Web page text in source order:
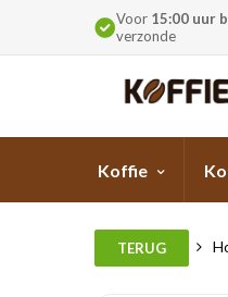
Voor 15:00 uur
verzonde
Koffie
TERUG